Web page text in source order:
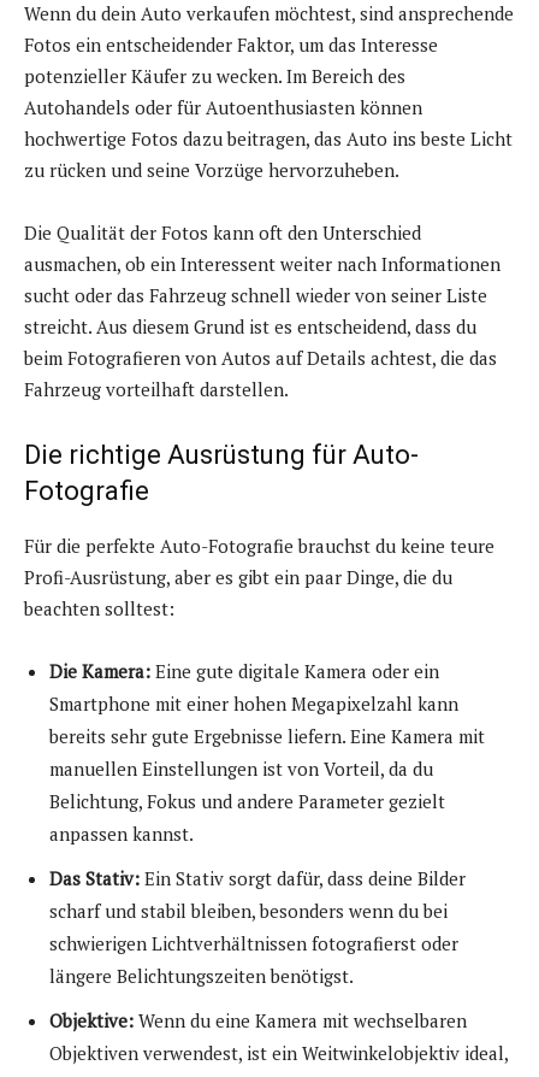
Wenn du dein Auto verkaufen möchtest, sind ansprechende
Fotos ein entscheidender Faktor, um das Interesse
potenzieller Käufer zu wecken. Im Bereich des
Autohandels oder für Autoenthusiasten können
hochwertige Fotos dazu beitragen, das Auto ins beste Licht
zu rücken und seine Vorzüge hervorzuheben.
Die Qualität der Fotos kann oft den Unterschied
ausmachen, ob ein Interessent weiter nach Informationen
sucht oder das Fahrzeug schnell wieder von seiner Liste
streicht. Aus diesem Grund ist es entscheidend, dass du
beim Fotografieren von Autos auf Details achtest, die das
Fahrzeug vorteilhaft darstellen.
Die richtige Ausrüstung für Auto-
Fotografie
Für die perfekte Auto-Fotografie brauchst du keine teure
Profi-Ausrüstung, aber es gibt ein paar Dinge, die du
beachten solltest:
Die Kamera: Eine gute digitale Kamera oder ein
Smartphone mit einer hohen Megapixelzahl kann
bereits sehr gute Ergebnisse liefern. Eine Kamera mit
manuellen Einstellungen ist von Vorteil, da du
Belichtung, Fokus und andere Parameter gezielt
anpassen kannst.
Das Stativ: Ein Stativ sorgt dafür, dass deine Bilder
scharf und stabil bleiben, besonders wenn du bei
schwierigen Lichtverhältnissen fotografierst oder
längere Belichtungszeiten benötigst.
Objektive: Wenn du eine Kamera mit wechselbaren
Objektiven verwendest, ist ein Weitwinkelobjektiv ideal,